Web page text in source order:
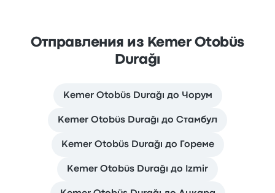
Отправления из Kemer Otobüs
Durağı
Kemer Otobüs Durağı до Чорум
Kemer Otobüs Durağı до Стамбул
Kemer Otobüs Durağı до Гореме
Kemer Otobüs Durağı до Izmir